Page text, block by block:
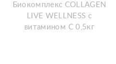
Биокомплекс COLLAGEN
LIVE WELLNESS с
витамином С 0,5кг